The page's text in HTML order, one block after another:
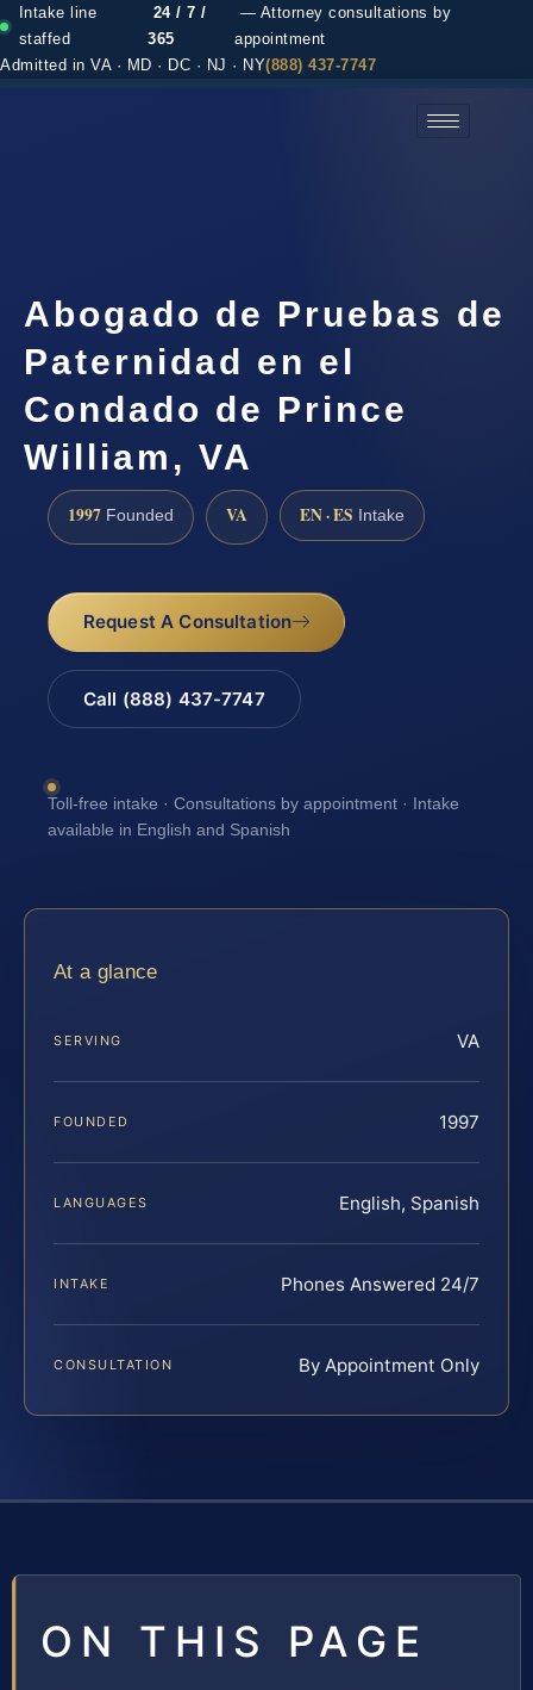
Intake line
staffed
24 / 7 /
365
— Attorney consultations by
appointment
Admitted in VA · MD · DC · NJ · NY(888) 437-7747
Abogado de Pruebas de
Paternidad en el
Condado de Prince
William, VA
1997 Founded VA EN · ES Intake
Request A Consultation
Call (888) 437-7747
Toll-free intake · Consultations by appointment · Intake
available in English and Spanish
At a glance
SERVING VA
FOUNDED 1997
LANGUAGES English, Spanish
INTAKE Phones Answered 24/7
CONSULTATION By Appointment Only
ON THIS PAGE